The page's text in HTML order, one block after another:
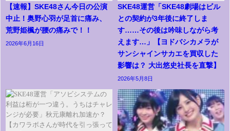
【速報】SKE48さん今日の公演
中止！奥野心羽が足首に痛み、
荒野姫楓が腰の痛みで！！
2026年6月16日
SKE48運営「SKE48劇場はビル
との契約が3年後に終了しま
す……その後は吟味しながら考
えます…」【ヨドバシカメラが
サンシャインサカエを買収した
影響は？ 大出悠史社長を直撃】
2026年5月8日